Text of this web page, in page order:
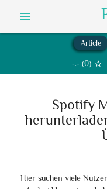
menu
Article
‐.‐ (0) star_border
Spotify
Hier suchen viele